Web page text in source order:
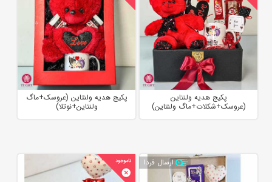
پکیج هدیه ولنتاین
(عروسک+شکلات+ماگ ولنتاین)
پکیج هدیه ولنتاین (عروسک+ماگ
ولنتاین+نوتلا)
ارسال فردا